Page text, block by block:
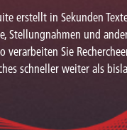
erstellt in Sekunden
Stellungnahmen und
verarbeiten Sie
schneller weiter als